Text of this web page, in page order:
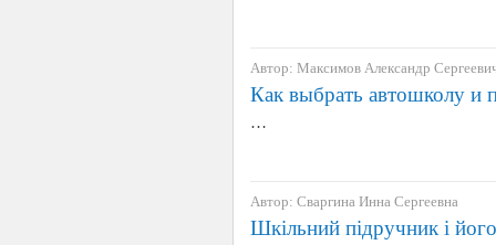
Автор: Максимов Александр
Как выбрать автошколу и
…
Автор: Сваргина Инна Сергеевна
Шкільний підручник і